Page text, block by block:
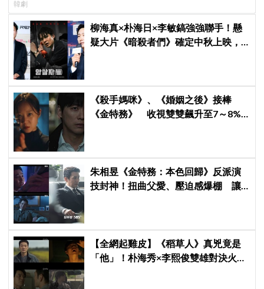
韓劇
柳海真×朴海日×李敏鎬強強聯手！懸
疑大片《暗殺者們》確定中秋上映，
《殺手媽咪》、《婚姻之後》接棒
《金特務》 收視雙雙飆升至7～8%
朱相昱《金特務：本色回歸》反派演
技封神！扭曲父愛、壓迫感爆棚 讓
【全網起雞皮】《稻草人》真兇竟是
「他」！朴海秀×李熙俊雙雄對決火花